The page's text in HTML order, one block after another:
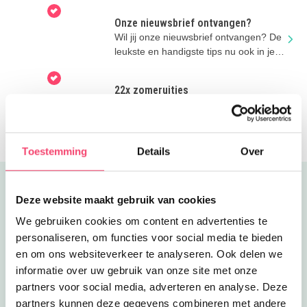
Toestemming Details Over
Deze website maakt gebruik van cookies
We gebruiken cookies om content en advertenties te
personaliseren, om functies voor social media te bieden
en om ons websiteverkeer te analyseren. Ook delen we
informatie over uw gebruik van onze site met onze
partners voor social media, adverteren en analyse. Deze
partners kunnen deze gegevens combineren met andere
Onze nieuwsbrief ontvangen?
Wil jij onze nieuwsbrief ontvangen? De
leukste en handigste tips nu ook in je
22x zomeruitjes
Zomervakantie = samen herinneringen
maken! Wij hebben de leukste
zomeruitjes voor je verzameld.
Uitgelicht